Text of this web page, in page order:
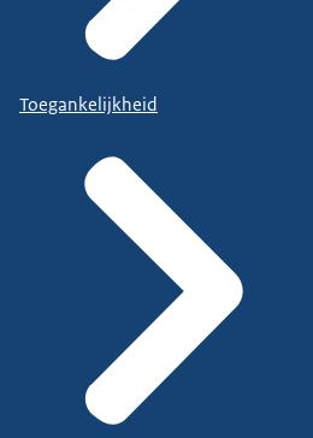
Toegankelijkheid